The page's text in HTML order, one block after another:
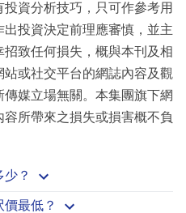
資分析技巧，只可作參考用
投資決定前理應審慎，並主
致任何損失，概與本刊及相
或社交平台的網誌內容及觀
媒立場無關。本集團旗下網
所帶來之損失或損害概不負
？
最低？